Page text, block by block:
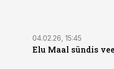
04.02.26, 15:45
Elu Maal sündis